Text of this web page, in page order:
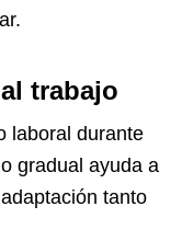
trabajo
laboral durante
gradual ayuda a
tanto